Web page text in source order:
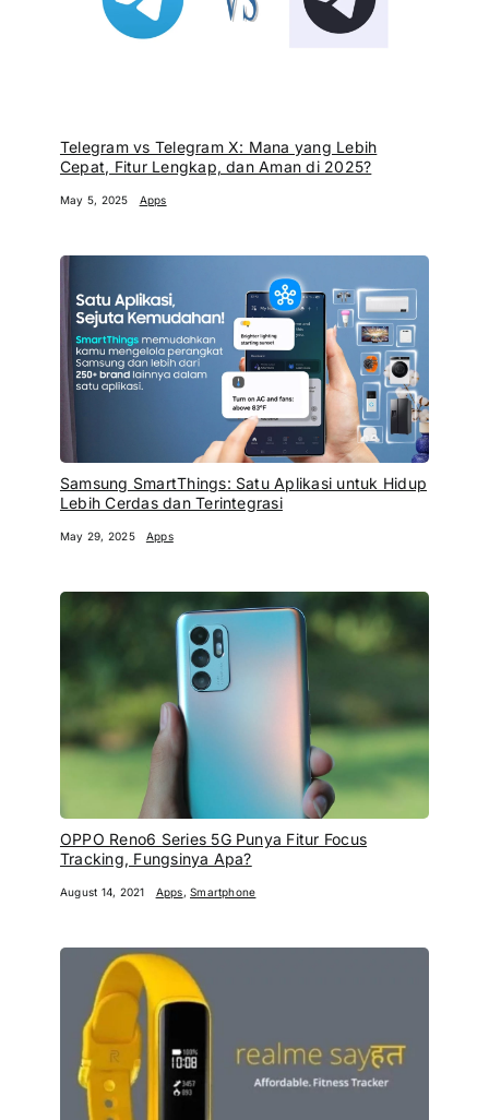
Telegram vs Telegram X: Mana yang Lebih
Cepat, Fitur Lengkap, dan Aman di 2025?
May 5, 2025 Apps
Samsung SmartThings: Satu Aplikasi untuk Hidup
Lebih Cerdas dan Terintegrasi
May 29, 2025 Apps
OPPO Reno6 Series 5G Punya Fitur Focus
Tracking, Fungsinya Apa?
August 14, 2021 Apps,Smartphone